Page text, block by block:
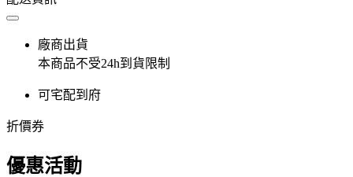
廠商出貨
本商品不受24h到貨限制
可宅配到府
折價券
優惠活動